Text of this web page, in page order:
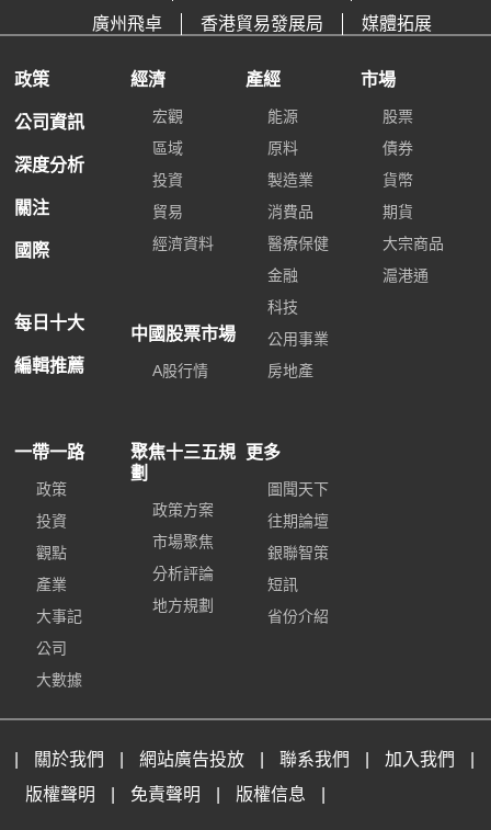
廣州飛卓
香港貿易發展局 媒體拓展
政策
公司資訊
深度分析
關注
國際
每日十大
編輯推薦
經濟
宏觀
區域
投資
貿易
經濟資料
中國股票市場
A股行情
產經
能源
原料
製造業
消費品
醫療保健
金融
科技
公用事業
房地產
市場
股票
債券
貨幣
期貨
大宗商品
滬港通
一帶一路
政策
投資
觀點
產業
大事記
公司
大數據
聚焦十三五規
劃
政策方案
市場聚焦
分析評論
地方規劃
更多
圖聞天下
往期論壇
銀聯智策
短訊
省份介紹
關於我們 網站廣告投放 聯系我們 加入我們
版權聲明
免責聲明 版權信息